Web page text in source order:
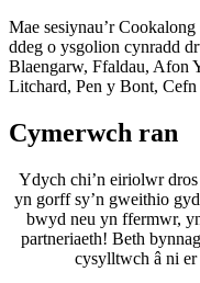
Mae sesiynau’r
ddeg o ysgolion cynradd
Blaengarw, Ffaldau, Afon
Litchard, Pen y Bont,
Cymerwch ran
Ydych chi’n eiriolwr
yn gorff sy’n gweithio
bwyd neu yn ffermwr,
partneriaeth! Beth
cysylltwch â ni